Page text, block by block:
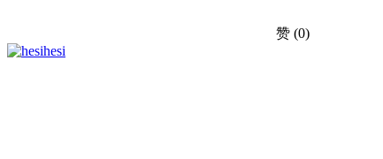
赞 (0)
hesi